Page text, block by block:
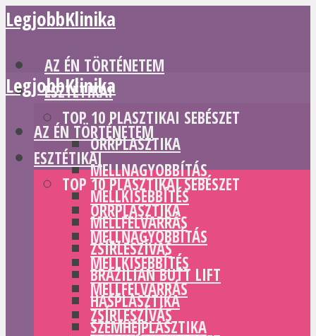
LegjobbKlinika
AZ ÉN TÖRTÉNETEM
ESZTÉTIKAI
TOP 10 PLASZTIKAI SEBÉSZET
ORRPLASZTIKA
MELLNAGYOBBÍTÁS
MELLKISEBBÍTÉS
MELLFELVARRÁS
ZSÍRLESZÍVÁS
BRAZILIAN BUTT LIFT
HASPLASZTIKA
SZEMHÉJPLASZTIKA
LegjobbKlinika
AZ ÉN TÖRTÉNETEM
ESZTÉTIKAI
TOP 10 PLASZTIKAI SEBÉSZET
ORRPLASZTIKA
MELLNAGYOBBÍTÁS
MELLKISEBBÍTÉS
MELLFELVARRÁS
ZSÍRLESZÍVÁS